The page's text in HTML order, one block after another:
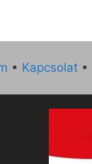
• Kapcsolat •